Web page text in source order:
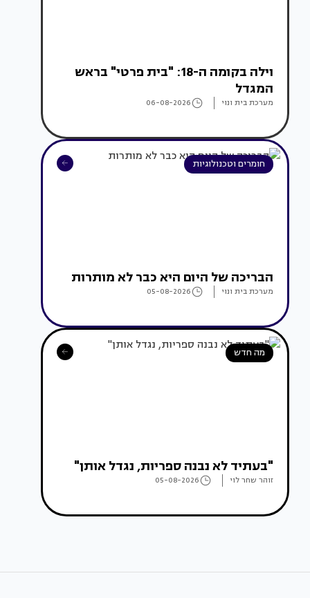
וילה בקומה ה-18: "בית פרטי" בראש
המגדל
מערכת בית ונוי 06-08-2026
חומרים וטכנולוגיות
הבריכה של היום היא כבר לא מותרות
מערכת בית ונוי 05-08-2026
מה חדש
"בעתיד לא נבנה ספריות, נגדל אותן"
זוהר שחר לוי 05-08-2026